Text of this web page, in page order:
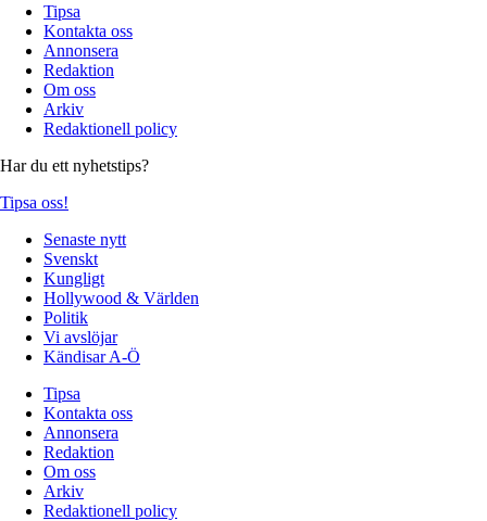
Tipsa
Kontakta oss
Annonsera
Redaktion
Om oss
Arkiv
Redaktionell policy
Har du ett nyhetstips?
Tipsa oss!
Senaste nytt
Svenskt
Kungligt
Hollywood & Världen
Politik
Vi avslöjar
Kändisar A-Ö
Tipsa
Kontakta oss
Annonsera
Redaktion
Om oss
Arkiv
Redaktionell policy